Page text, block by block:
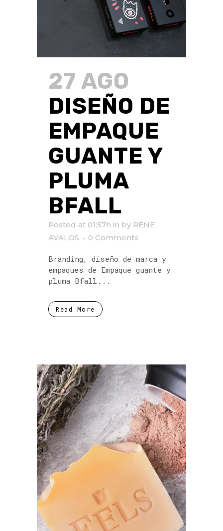
27 AGO
DISEÑO DE
EMPAQUE
GUANTE Y
PLUMA
BFALL
Posted at 01:57h in by RENE
AVALOS
0 Comments
Branding, diseño de marca y
empaques de Empaque guante y
pluma Bfall...
Read More